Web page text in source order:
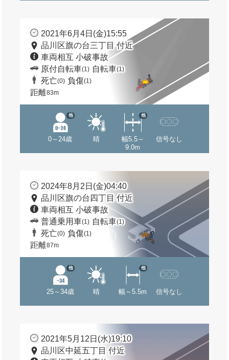
2021年6月4日(金)15:55
品川区旗の台三丁目 付近
車両相互 小破事故
原付自転車(1) 自転車(1)
死亡(0) 負傷(1)
距離83m
0～24歳
他
晴
幅5.5～
9.0m
他
信号なし
2024年8月2日(金)04:40
品川区旗の台四丁目 付近
車両相互 小破事故
普通乗用車(1) 自転車(1)
死亡(0) 負傷(1)
距離87m
25～34歳
他
晴 幅～5.5m
他
信号なし
2021年5月12日(水)19:10
品川区中延五丁目 付近